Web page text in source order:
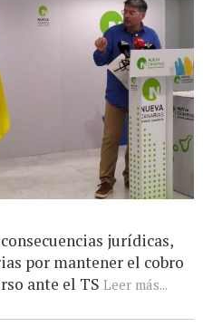
jurídicas,
por mantener el cobro
ante el TS Leer más...